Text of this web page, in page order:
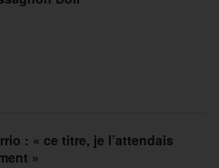
: « ce titre, je l’attendais
»